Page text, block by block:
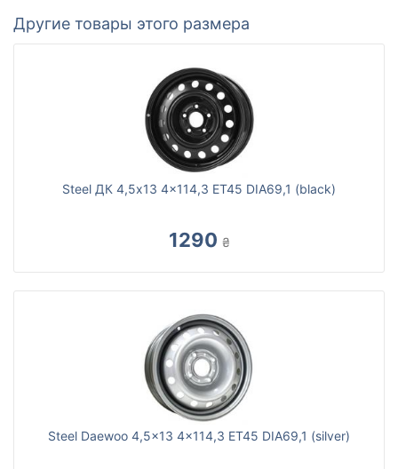
Другие товары этого размера
Steel ДК 4,5x13 4x114,3 ET45 DIA69,1 (black)
1290 ₴
Steel Daewoo 4,5x13 4x114,3 ET45 DIA69,1 (silver)